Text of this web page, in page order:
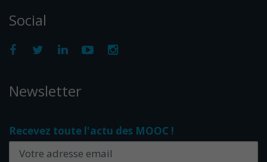
Social
Newsletter
Recevez toute l'actu des MOOC !